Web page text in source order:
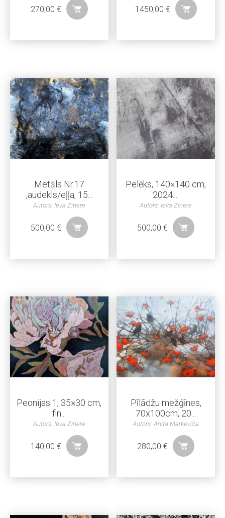
270,00 € 1450,00 €
Metāls Nr.17
,audekls/eļļa, 15...
Autors: Ieva Zinere
500,00 €
Pelēks, 140×140 cm,
2024....
Autors: Ieva Zinere
500,00€
Peonijas 1, 35×30 cm,
fin...
Autors: Ieva Zinere
140,00 €
Pīlādžu mežģīnes,
70x100cm, 20...
Autors: Anita Markeviča
280,00€